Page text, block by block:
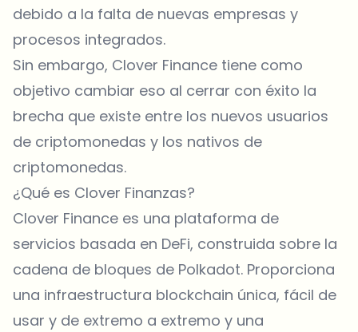
debido a la falta de nuevas empresas y
procesos integrados.
Sin embargo, Clover Finance tiene como
objetivo cambiar eso al cerrar con éxito la
brecha que existe entre los nuevos usuarios
de criptomonedas y los nativos de
criptomonedas.
¿Qué es Clover Finanzas?
Clover Finance es una plataforma de
servicios basada en DeFi, construida sobre la
cadena de bloques de Polkadot. Proporciona
una infraestructura blockchain única, fácil de
usar y de extremo a extremo y una